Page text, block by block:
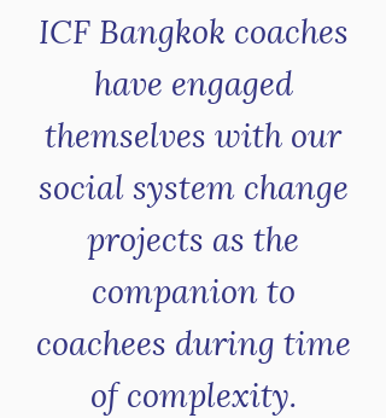
ICF Bangkok coaches
have engaged
themselves with our
social system change
projects as the
companion to
coachees during time
of complexity.